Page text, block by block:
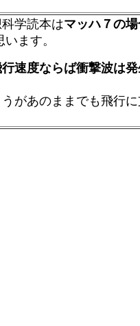
学読本はマッハ７の
ます。
速度ならば衝撃波は
があのままでも飛行